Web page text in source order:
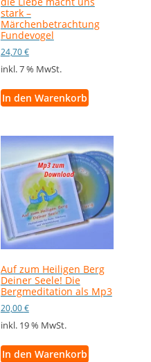
stark –
Märchenbetrachtung
Fundevogel
24,70€
inkl. 7 % MwSt.
In den Warenkorb
Auf zum Heiligen Berg
Deiner Seele! Die
Bergmeditation als Mp3
20,00€
inkl. 19 % MwSt.
In den Warenkorb